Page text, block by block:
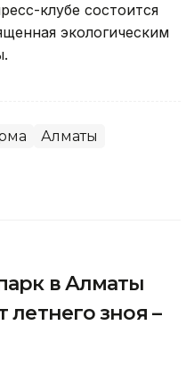
клубе состоится
экологическим
Алматы
в Алматы
летнего зноя –